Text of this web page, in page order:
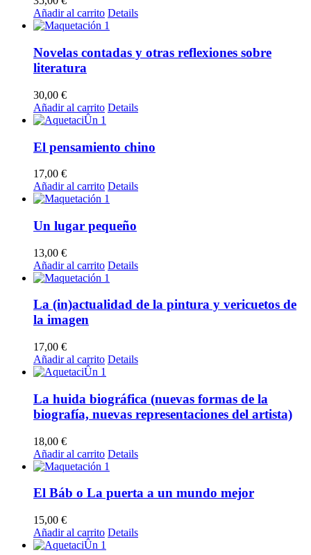
Añadir al carrito Details
Novelas contadas y otras reflexiones sobre
literatura
30,00 €
Añadir al carrito Details
El pensamiento chino
17,00 €
Añadir al carrito Details
Un lugar pequeño
13,00 €
Añadir al carrito Details
La (in)actualidad de la pintura y vericuetos de
la imagen
17,00 €
Añadir al carrito Details
La huida biográfica (nuevas formas de la
biografía, nuevas representaciones del artista)
18,00 €
Añadir al carrito Details
El Báb o La puerta a un mundo mejor
15,00 €
Añadir al carrito Details